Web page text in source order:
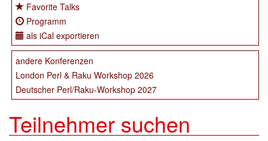
Favorite Talks
Programm
als iCal exportieren
andere Konferenzen
London Perl & Raku Workshop 2026
Deutscher Perl/Raku-Workshop 2027
Teilnehmer suchen